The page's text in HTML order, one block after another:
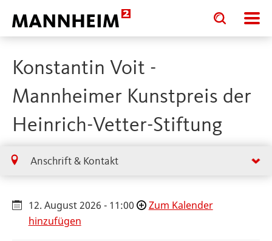
Toggle
search
input
Toggle
search
input
Konstantin Voit -
Mannheimer Kunstpreis der
Heinrich-Vetter-Stiftung
Anschrift & Kontakt
12. August 2026 - 11:00
Zum Kalender
hinzufügen